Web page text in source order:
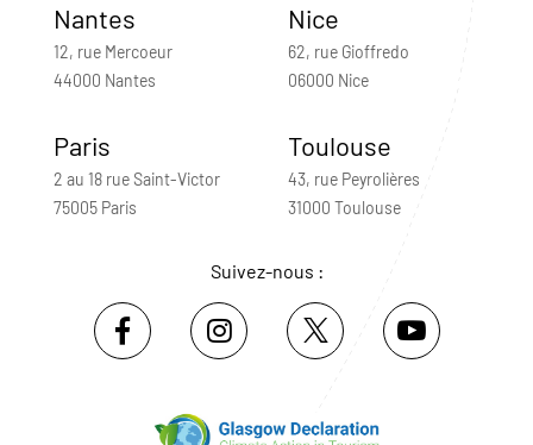
Nantes
12, rue Mercoeur
44000 Nantes
Nice
62, rue Gioffredo
06000 Nice
Paris
2 au 18 rue Saint-Victor
75005 Paris
Toulouse
43, rue Peyrolières
31000 Toulouse
Suivez-nous :